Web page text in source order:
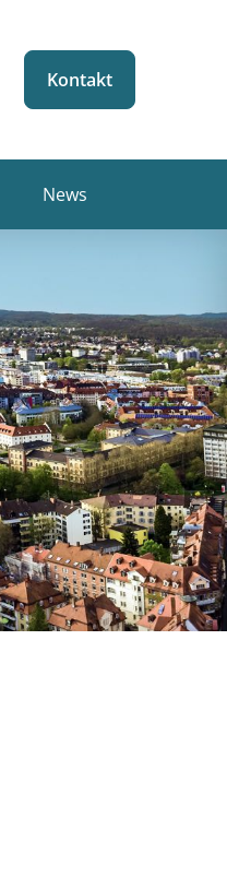
Kontakt
News